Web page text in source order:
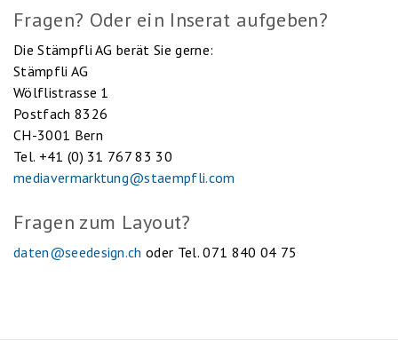
Fragen? Oder ein Inserat aufgeben?
Die Stämpfli AG berät Sie gerne:
Stämpfli AG
Wölflistrasse 1
Postfach 8326
CH-3001 Bern
Tel. +41 (0) 31 767 83 30
mediavermarktung@staempfli.com
Fragen zum Layout?
daten@seedesign.ch oder Tel. 071 840 04 75